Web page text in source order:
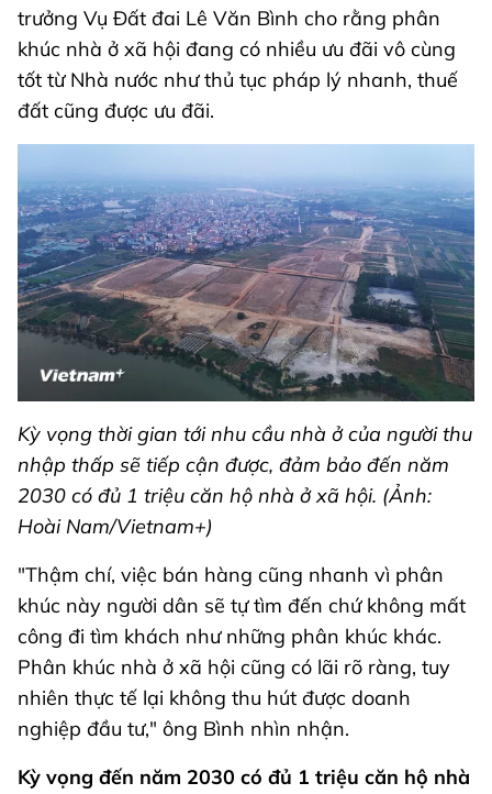
trưởng Vụ Đất đai Lê Văn Bình cho rằng phân
khúc nhà ở xã hội đang có nhiều ưu đãi vô cùng
tốt từ Nhà nước như thủ tục pháp lý nhanh, thuế
đất cũng được ưu đãi.
Kỳ vọng thời gian tới nhu cầu nhà ở của người thu
nhập thấp sẽ tiếp cận được, đảm bảo đến năm
2030 có đủ 1 triệu căn hộ nhà ở xã hội. (Ảnh:
Hoài Nam/Vietnam+)
"Thậm chí, việc bán hàng cũng nhanh vì phân
khúc này người dân sẽ tự tìm đến chứ không mất
công đi tìm khách như những phân khúc khác.
Phân khúc nhà ở xã hội cũng có lãi rõ ràng, tuy
nhiên thực tế lại không thu hút được doanh
nghiệp đầu tư," ông Bình nhìn nhận.
Kỳ vọng đến năm 2030 có đủ 1 triệu căn hộ nhà